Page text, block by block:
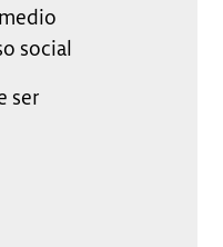
social
ser